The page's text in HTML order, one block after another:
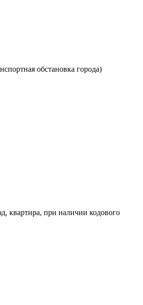
обстановка города)
квартира, при наличии кодового